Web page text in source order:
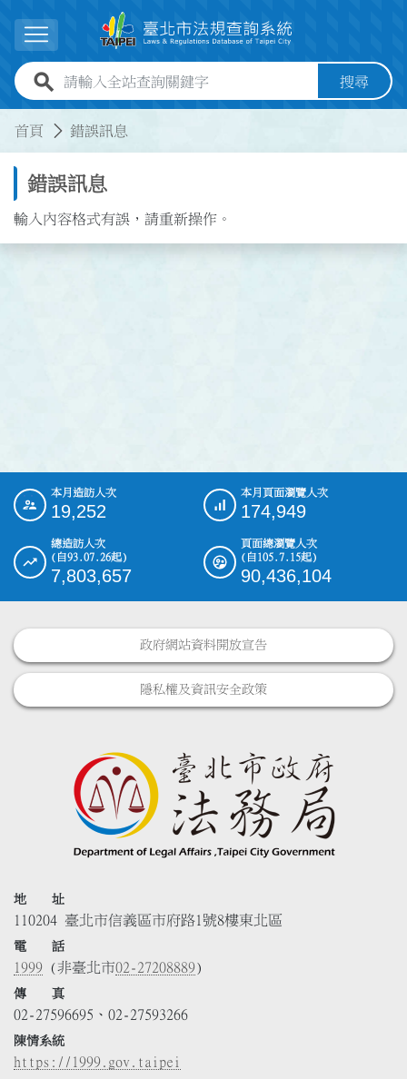
展開選單
全站查詢關鍵字欄位 搜尋
首頁 錯誤訊息
錯誤訊息
輸入內容格式有誤，請重新操作。
::: 本月造訪人次
19,252
本月頁面瀏覽人次
174,949
總造訪人次
(自93.07.26起)
7,803,657
頁面總瀏覽人次
(自105.7.15起)
90,436,104
政府網站資料開放宣告
隱私權及資訊安全政策
地 址
110204 臺北市信義區市府路1號8樓東北區
電 話
1999 (非臺北市02-27208889)
傳 真
02-27596695、02-27593266
陳情系統
https://1999.gov.taipei